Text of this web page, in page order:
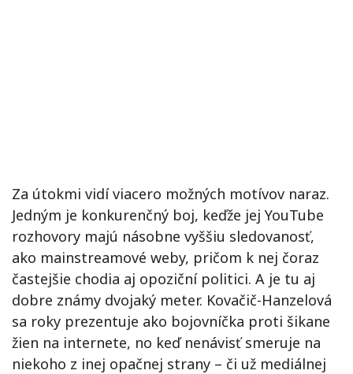
Za útokmi vidí viacero možných motívov naraz.
Jedným je konkurenčný boj, keďže jej YouTube
rozhovory majú násobne vyššiu sledovanosť,
ako mainstreamové weby, pričom k nej čoraz
častejšie chodia aj opoziční politici. A je tu aj
dobre známy dvojaký meter. Kovačič-Hanzelová
sa roky prezentuje ako bojovníčka proti šikane
žien na internete, no keď nenávisť smeruje na
niekoho z inej opačnej strany – či už mediálnej